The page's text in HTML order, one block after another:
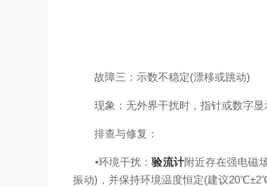
故障三：示数不稳定(漂移或跳动)
现象：无外界干扰时，指针或数字显
排查与修复：
•环境干扰：验流计附近存在强电磁
振动)，并保持环境温度恒定(建议